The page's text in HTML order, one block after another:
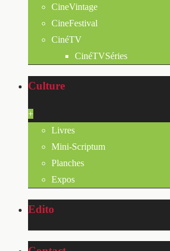
CineVintage
CineFestival
CinéTV
CinéTVSéries
Culture
+
Livres
Mini-Scriptum
Planches
Expos
Edito